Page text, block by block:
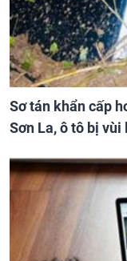
Sơ tán khẩn cấp
Sơn La, ô tô bị vùi